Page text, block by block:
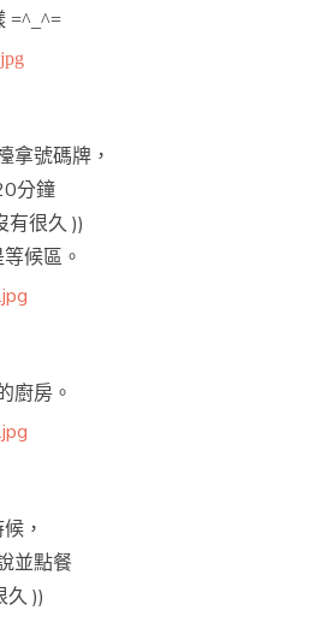
=^_^=
拿號碼牌，
分鐘
有很久 ))
候區。
廚房。
，
並點餐
久 ))